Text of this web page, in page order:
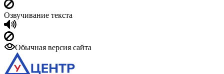
Озвучивание текста
Обычная версия сайта